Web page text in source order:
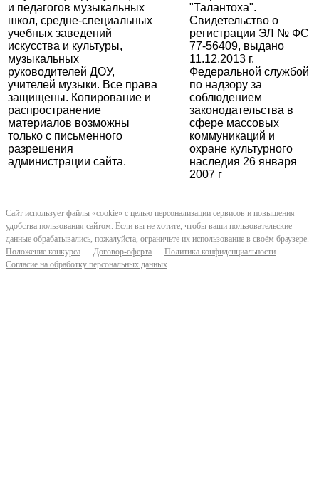
и педагогов музыкальных
школ, средне-специальных
учебных заведений
искусства и культуры,
музыкальных
руководителей ДОУ,
учителей музыки. Все права
защищены. Копирование и
распространение
материалов возможны
только с письменного
разрешения
администрации сайта.
"Талантоха".
Свидетельство о
регистрации ЭЛ № ФС
77-56409, выдано
11.12.2013 г.
Федеральной службой
по надзору за
соблюдением
законодательства в
сфере массовых
коммуникаций и
охране культурного
наследия 26 января
2007 г
Сайт использует файлы «cookie» с целью персонализации сервисов и повышения
удобства пользования сайтом. Если вы не хотите, чтобы ваши пользовательские
данные обрабатывались, пожалуйста, ограничьте их использование в своём браузере.
Положение конкурса
Договор-оферта
Политика конфиденциальности
Согласие на обработку персональных данных